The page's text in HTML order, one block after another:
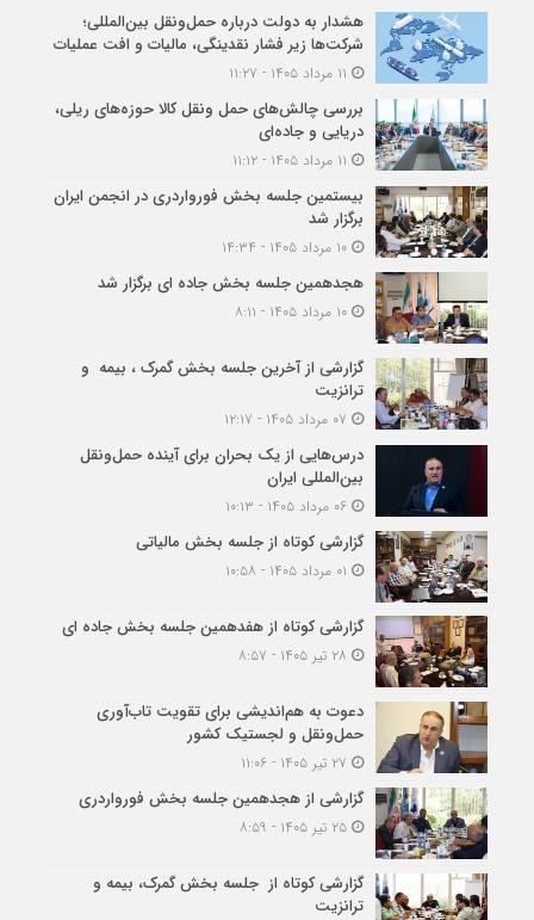
هشدار به دولت درباره حمل‌ونقل بین‌المللی؛
شرکت‌ها زیر فشار نقدینگی، مالیات و افت عملیات
بررسی چالش‌های حمل ونقل کالا حوزه‌های ریلی،
دریایی و جاده‌ای
بیستمین جلسه بخش فورواردری در انجمن ایران
برگزار شد
۱۰ مرداد ۱۴۰۵ - ۱۴:۳۴
هجدهمین جلسه بخش جاده ای برگزار شد
۱۰ مرداد ۱۴۰۵ - ۸:۱۱
گزارشی از آخرین جلسه بخش گمرک ، بیمه و
ترانزیت
درس‌هایی از یک بحران برای آینده حمل‌ونقل
بین‌المللی ایران
گزارشی کوتاه از جلسه بخش مالیاتی
گزارشی کوتاه از هفدهمین جلسه بخش جاده ای
دعوت به هم‌اندیشی برای تقویت تاب‌آوری
حمل‌ونقل و لجستیک کشور
گزارشی از هجدهمین جلسه بخش فورواردری
۲۵ تیر ۱۴۰۵ - ۸:۵۹
گزارشی کوتاه از جلسه بخش گمرک، بیمه و
ترانزیت